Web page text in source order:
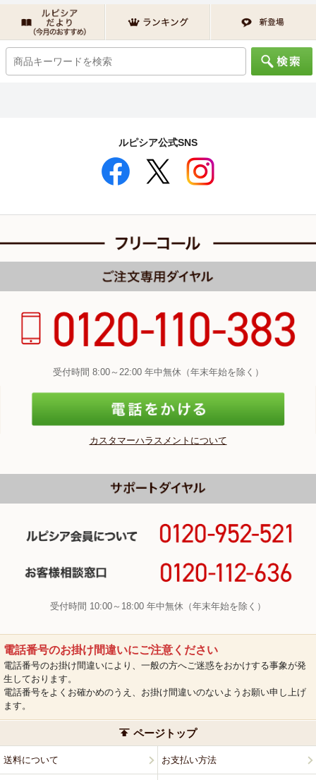
ルピシア公式SNS
受付時間 8:00～22:00 年中無休（年末年始を除く）
カスタマーハラスメントについて
受付時間 10:00～18:00 年中無休（年末年始を除く）
電話番号のお掛け間違いにご注意ください
電話番号のお掛け間違いにより、一般の方へご迷惑をおかけする事象が発
生しております。
電話番号をよくお確かめのうえ、お掛け間違いのないようお願い申し上げ
ます。
ページトップ
送料について お支払い方法